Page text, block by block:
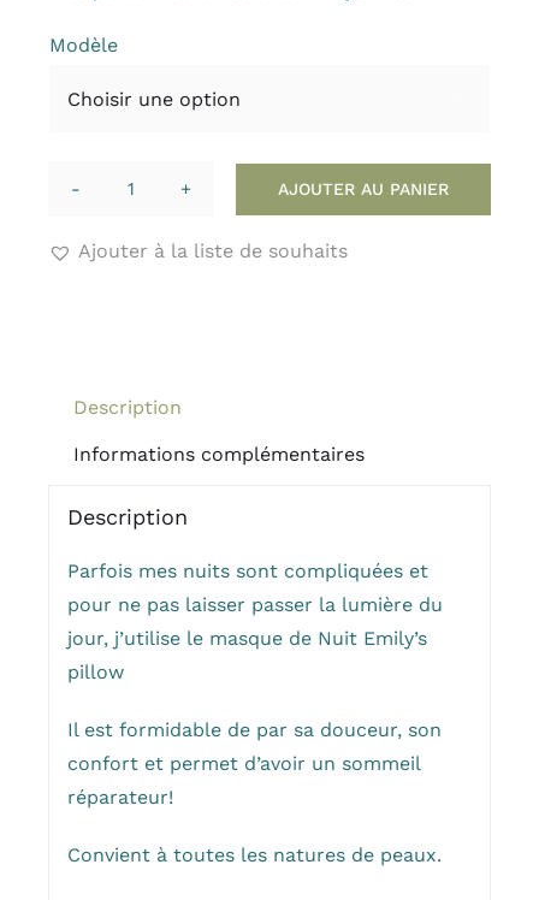
Modèle
AJOUTER AU PANIER
Ajouter à la liste de souhaits
Description
Informations complémentaires
Description
Parfois mes nuits sont compliquées et
pour ne pas laisser passer la lumière du
jour, j’utilise le masque de Nuit Emily’s
pillow
Il est formidable de par sa douceur, son
confort et permet d’avoir un sommeil
réparateur!
Convient à toutes les natures de peaux.